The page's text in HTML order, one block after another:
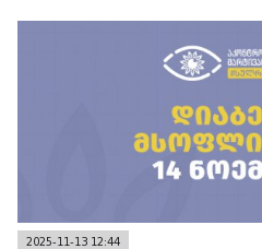
2025-11-13 12:44